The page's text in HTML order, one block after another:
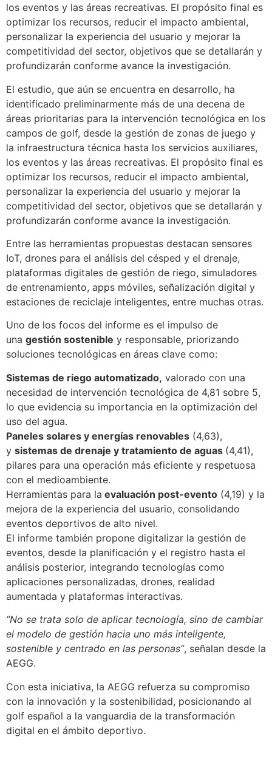
los eventos y las áreas recreativas. El propósito final es
optimizar los recursos, reducir el impacto ambiental,
personalizar la experiencia del usuario y mejorar la
competitividad del sector, objetivos que se detallarán y
profundizarán conforme avance la investigación.
El estudio, que aún se encuentra en desarrollo, ha
identificado preliminarmente más de una decena de
áreas prioritarias para la intervención tecnológica en los
campos de golf, desde la gestión de zonas de juego y
la infraestructura técnica hasta los servicios auxiliares,
los eventos y las áreas recreativas. El propósito final es
optimizar los recursos, reducir el impacto ambiental,
personalizar la experiencia del usuario y mejorar la
competitividad del sector, objetivos que se detallarán y
profundizarán conforme avance la investigación.
Entre las herramientas propuestas destacan sensores
IoT, drones para el análisis del césped y el drenaje,
plataformas digitales de gestión de riego, simuladores
de entrenamiento, apps móviles, señalización digital y
estaciones de reciclaje inteligentes, entre muchas otras.
Uno de los focos del informe es el impulso de
una gestión sostenible y responsable, priorizando
soluciones tecnológicas en áreas clave como:
Sistemas de riego automatizado, valorado con una
necesidad de intervención tecnológica de 4,81 sobre 5,
lo que evidencia su importancia en la optimización del
uso del agua.
Paneles solares y energías renovables (4,63),
y sistemas de drenaje y tratamiento de aguas (4,41),
pilares para una operación más eficiente y respetuosa
con el medioambiente.
Herramientas para la evaluación post-evento (4,19) y la
mejora de la experiencia del usuario, consolidando
eventos deportivos de alto nivel.
El informe también propone digitalizar la gestión de
eventos, desde la planificación y el registro hasta el
análisis posterior, integrando tecnologías como
aplicaciones personalizadas, drones, realidad
aumentada y plataformas interactivas.
“No se trata solo de aplicar tecnología, sino de cambiar
el modelo de gestión hacia uno más inteligente,
sostenible y centrado en las personas”, señalan desde la
AEGG.
Con esta iniciativa, la AEGG refuerza su compromiso
con la innovación y la sostenibilidad, posicionando al
golf español a la vanguardia de la transformación
digital en el ámbito deportivo.